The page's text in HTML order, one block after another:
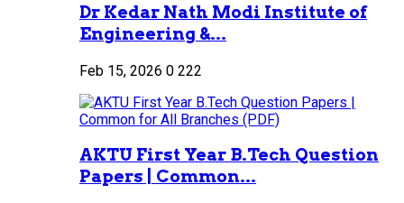
Dr Kedar Nath Modi Institute of
Engineering &...
Feb 15, 2026 0 222
AKTU First Year B.Tech Question
Papers | Common...